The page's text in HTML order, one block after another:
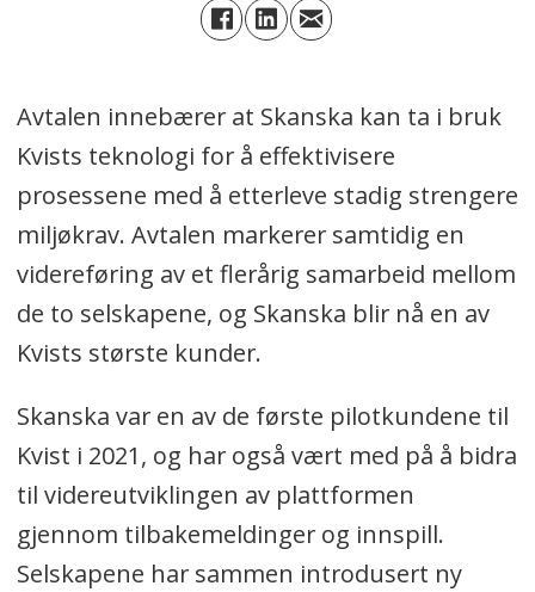
Avtalen innebærer at Skanska kan ta i bruk
Kvists teknologi for å effektivisere
prosessene med å etterleve stadig strengere
miljøkrav. Avtalen markerer samtidig en
videreføring av et flerårig samarbeid mellom
de to selskapene, og Skanska blir nå en av
Kvists største kunder.
Skanska var en av de første pilotkundene til
Kvist i 2021, og har også vært med på å bidra
til videreutviklingen av plattformen
gjennom tilbakemeldinger og innspill.
Selskapene har sammen introdusert ny